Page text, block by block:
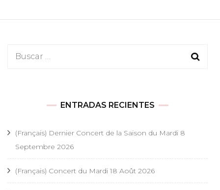
Buscar:
ENTRADAS RECIENTES
(Français) Dernier Concert de la Saison du Mardi 8
Septembre 2026
(Français) Concert du Mardi 18 Août 2026